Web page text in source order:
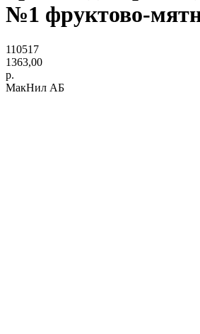
№1 фруктово-
110517
1363,00
р.
МакНил АБ